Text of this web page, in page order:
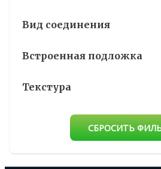
Вид соединения
Встроенная подложка
Текстура
СБРОСИТЬ